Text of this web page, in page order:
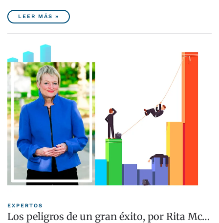
LEER MÁS »
EXPERTOS
Los peligros de un gran éxito, por Rita Mc…